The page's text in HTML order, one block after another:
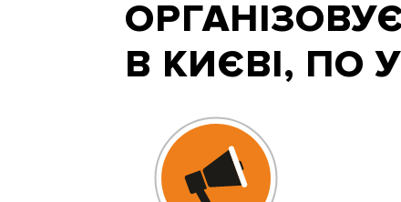
В КИЄВІ, ПО